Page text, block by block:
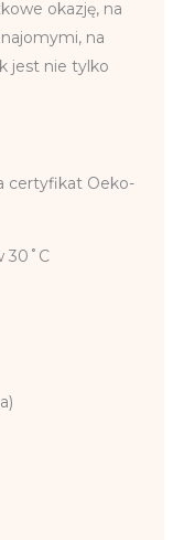
okazję, na
na
jest nie tylko
certyfikat Oeko-
30˚C